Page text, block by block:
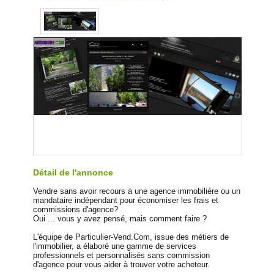
Détail de l'annonce
Vendre sans avoir recours à une agence immobilière ou un
mandataire indépendant pour économiser les frais et
commissions d'agence?
Oui ... vous y avez pensé, mais comment faire ?
L'équipe de Particulier-Vend.Com, issue des métiers de
l'immobilier, a élaboré une gamme de services
professionnels et personnalisés sans commission
d'agence pour vous aider à trouver votre acheteur.